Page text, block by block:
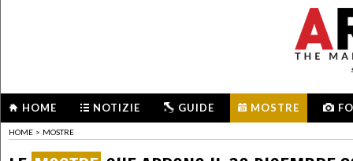
HOME NOTIZIE GUIDE MOSTRE
HOME > MOSTRE